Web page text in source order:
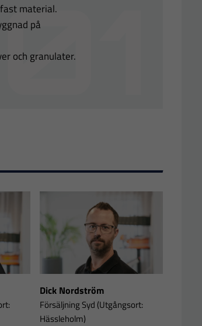
material.
på
och granulater.
Dick Nordström
Försäljning Syd (Utgångsort:
Hässleholm)